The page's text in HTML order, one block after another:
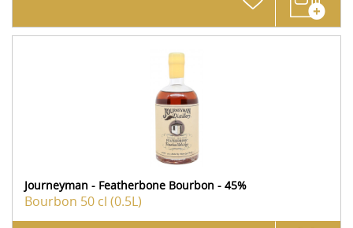
Journeyman - Featherbone Bourbon - 45%
Bourbon 50 cl (0.5L)